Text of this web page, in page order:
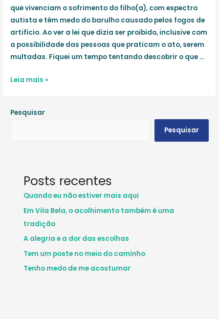
que vivenciam o sofrimento do filho(a), com espectro
autista e têm medo do barulho causado pelos fogos de
artifício. Ao ver a lei que dizia ser proibido, inclusive com
a possibilidade das pessoas que praticam o ato, serem
multadas. Fiquei um tempo tentando descobrir o que …
A
ser
Leia mais »
Pesquisar
Pesquisar
Posts recentes
Quando eu não estiver mais aqui
Em Vila Bela, o acolhimento também é uma
tradição
A alegria e a dor das escolhas
Tem um poste no meio do caminho
Tenho medo de me acostumar